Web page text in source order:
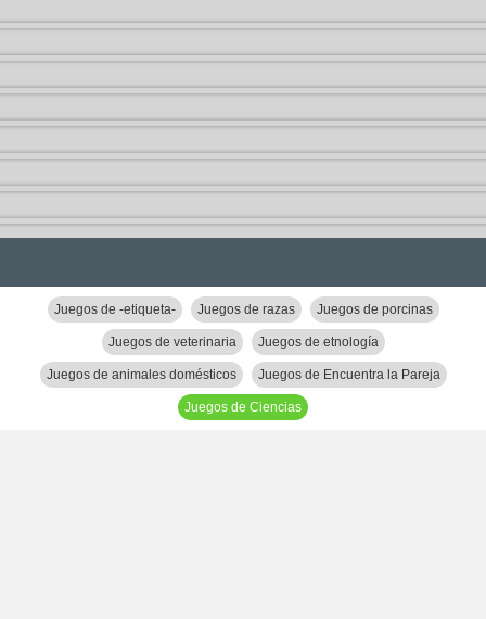
Juegos de -etiqueta- Juegos de razas Juegos de porcinas
Juegos de veterinaria Juegos de etnología
Juegos de animales domésticos Juegos de Encuentra la Pareja
Juegos de Ciencias